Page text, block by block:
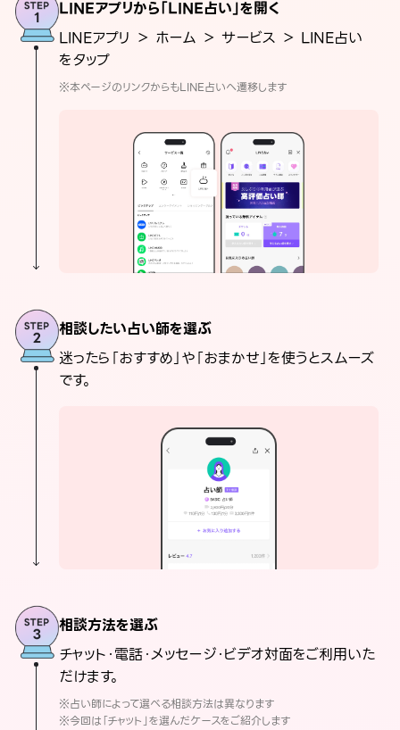
LINEアプリから「LINE占い」を開く
LINEアプリ ＞ ホーム ＞ サービス ＞ LINE占い
をタップ
※本ページのリンクからもLINE占いへ遷移します
相談したい占い師を選ぶ
迷ったら「おすすめ」や「おまかせ」を使うとスムーズ
です。
相談方法を選ぶ
チャット・電話・メッセージ・ビデオ対面をご利用いた
だけます。
※占い師によって選べる相談方法は異なります
※今回は「チャット」を選んだケースをご紹介します